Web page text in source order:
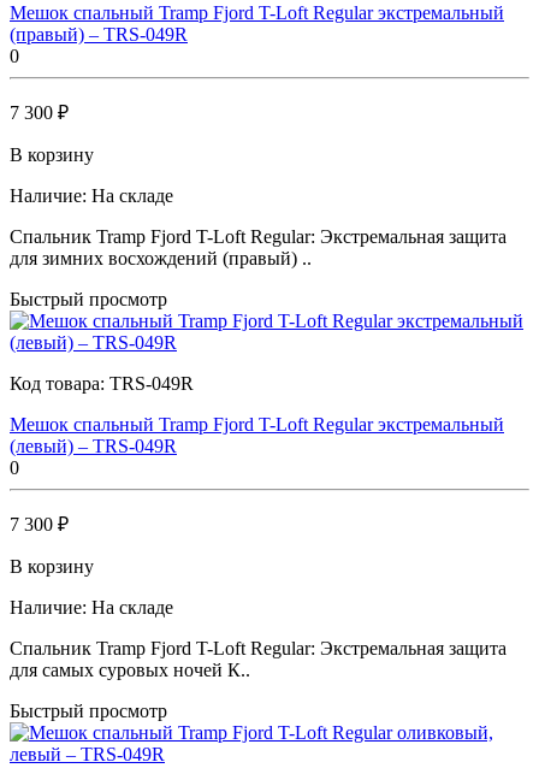
Мешок спальный Tramp Fjord T-Loft Regular экстремальный
(правый) – TRS-049R
0
7 300 ₽
В корзину
Наличие: На складе
Спальник Tramp Fjord T-Loft Regular: Экстремальная защита
для зимних восхождений (правый) ..
Быстрый просмотр
Код товара: TRS-049R
Мешок спальный Tramp Fjord T-Loft Regular экстремальный
(левый) – TRS-049R
0
7 300 ₽
В корзину
Наличие: На складе
Спальник Tramp Fjord T-Loft Regular: Экстремальная защита
для самых суровых ночей К..
Быстрый просмотр